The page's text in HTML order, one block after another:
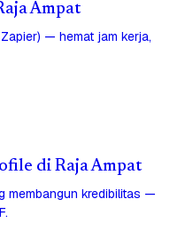
Ampat
— hemat jam kerja,
di Raja Ampat
membangun kredibilitas —